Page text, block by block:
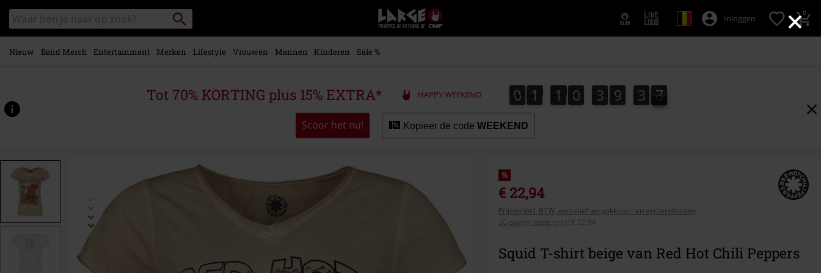
×
naar
hoofdinhoud
Zoek
in
catalogus
Packstation
zoeken
Large
–
Muziek-,
+
kleding
Inloggen 0
Nieuw Band Merch Entertainment Merken Lifestyle Vrouwen Mannen Kinderen Sale %
Tot 70% KORTING plus 15% EXTRA* HAPPY WEEKEND 0
0 1
1 1
1 0
0 3
3 9
9 3
4
3 5
6
5
7
6
Scoor het nu! Kopieer de code WEEKEND
www.large.be/p/squid/543340.html
%
€ 22,94
Prijzen incl. BTW, exclusief verpakkings- en verzendkosten
30 dagen beste prijs
€ 22,94
Squid T-shirt beige van Red Hot Chili Peppers